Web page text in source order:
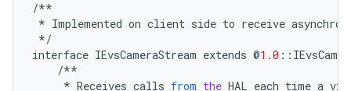
/**
* Implemented on client side to receive
*/
interface IEvsCameraStream extends @1.0 ::
/**
* Receives calls from the HAL each time a